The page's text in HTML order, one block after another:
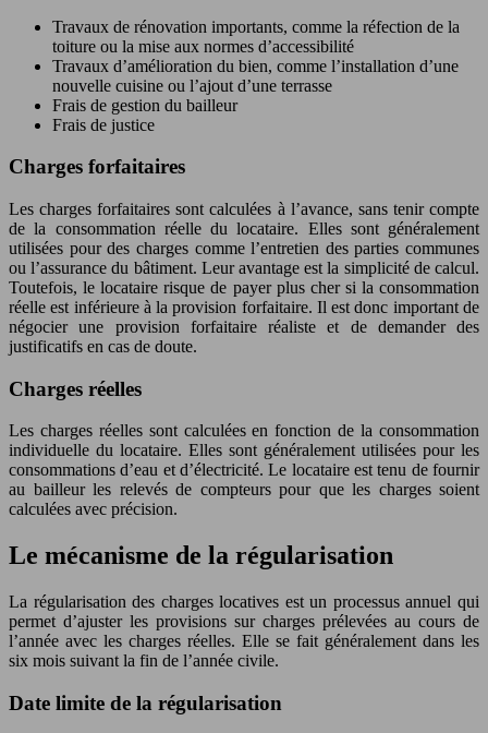
Travaux de rénovation importants, comme la réfection de la
toiture ou la mise aux normes d’accessibilité
Travaux d’amélioration du bien, comme l’installation d’une
nouvelle cuisine ou l’ajout d’une terrasse
Frais de gestion du bailleur
Frais de justice
Charges forfaitaires
Les charges forfaitaires sont calculées à l’avance, sans tenir compte
de la consommation réelle du locataire. Elles sont généralement
utilisées pour des charges comme l’entretien des parties communes
ou l’assurance du bâtiment. Leur avantage est la simplicité de calcul.
Toutefois, le locataire risque de payer plus cher si la consommation
réelle est inférieure à la provision forfaitaire. Il est donc important de
négocier une provision forfaitaire réaliste et de demander des
justificatifs en cas de doute.
Charges réelles
Les charges réelles sont calculées en fonction de la consommation
individuelle du locataire. Elles sont généralement utilisées pour les
consommations d’eau et d’électricité. Le locataire est tenu de fournir
au bailleur les relevés de compteurs pour que les charges soient
calculées avec précision.
Le mécanisme de la régularisation
La régularisation des charges locatives est un processus annuel qui
permet d’ajuster les provisions sur charges prélevées au cours de
l’année avec les charges réelles. Elle se fait généralement dans les
six mois suivant la fin de l’année civile.
Date limite de la régularisation